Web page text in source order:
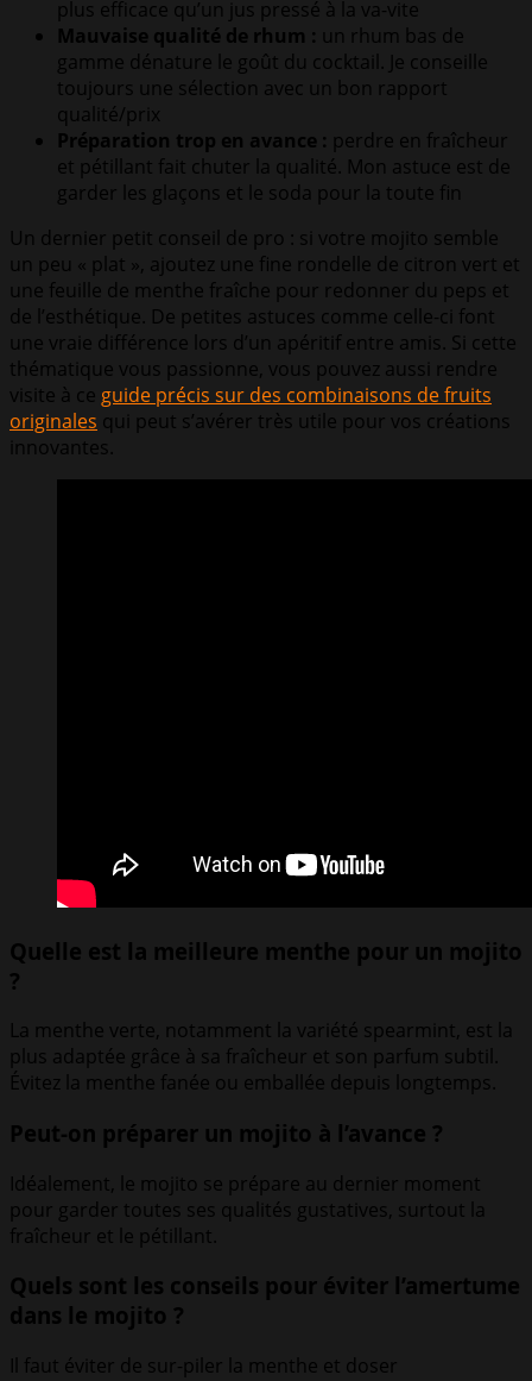
plus efficace qu’un jus pressé à la va-vite
Mauvaise qualité de rhum : un rhum bas de
gamme dénature le goût du cocktail. Je conseille
toujours une sélection avec un bon rapport
qualité/prix
Préparation trop en avance : perdre en fraîcheur
et pétillant fait chuter la qualité. Mon astuce est de
garder les glaçons et le soda pour la toute fin
Un dernier petit conseil de pro : si votre mojito semble
un peu « plat », ajoutez une fine rondelle de citron vert et
une feuille de menthe fraîche pour redonner du peps et
de l’esthétique. De petites astuces comme celle-ci font
une vraie différence lors d’un apéritif entre amis. Si cette
thématique vous passionne, vous pouvez aussi rendre
visite à ce guide précis sur des combinaisons de fruits
originales qui peut s’avérer très utile pour vos créations
innovantes.
Quelle est la meilleure menthe pour un mojito
?
La menthe verte, notamment la variété spearmint, est la
plus adaptée grâce à sa fraîcheur et son parfum subtil.
Évitez la menthe fanée ou emballée depuis longtemps.
Peut-on préparer un mojito à l’avance ?
Idéalement, le mojito se prépare au dernier moment
pour garder toutes ses qualités gustatives, surtout la
fraîcheur et le pétillant.
Quels sont les conseils pour éviter l’amertume
dans le mojito ?
Il faut éviter de sur-piler la menthe et doser